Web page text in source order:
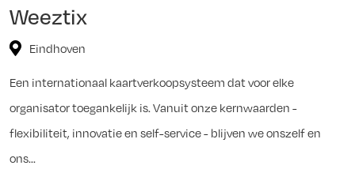
Weeztix
Eindhoven
Een internationaal kaartverkoopsysteem dat voor elke
organisator toegankelijk is. Vanuit onze kernwaarden -
flexibiliteit, innovatie en self-service - blijven we onszelf en
ons...